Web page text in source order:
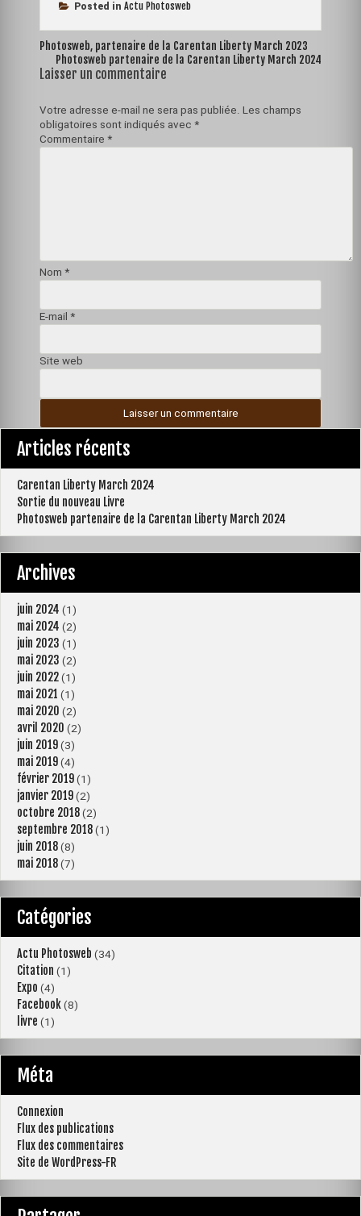
e
o
o
k
s
n
g
e
t
r
e
s
t
e
r
Posted inActu Photosweb
Navigation
de
Photosweb, partenaire de la Carentan Liberty March 2023
Photosweb partenaire de la Carentan Liberty March 2024
Laisser un commentaire
Votre adresse e-mail ne sera pas publiée. Les champs
obligatoires sont indiqués avec*
Commentaire*
Nom*
E-mail*
Site web
Articles récents
Carentan Liberty March 2024
Sortie du nouveau Livre
Photosweb partenaire de la Carentan Liberty March 2024
Archives
juin 2024 (1)
mai 2024 (2)
juin 2023 (1)
mai 2023 (2)
juin 2022 (1)
mai 2021 (1)
mai 2020 (2)
avril 2020 (2)
juin 2019 (3)
mai 2019 (4)
février 2019 (1)
janvier 2019 (2)
octobre 2018 (2)
septembre 2018 (1)
juin 2018 (8)
mai 2018 (7)
Catégories
Actu Photosweb (34)
Citation (1)
Expo (4)
Facebook (8)
livre (1)
Méta
Connexion
Flux des publications
Flux des commentaires
Site de WordPress-FR